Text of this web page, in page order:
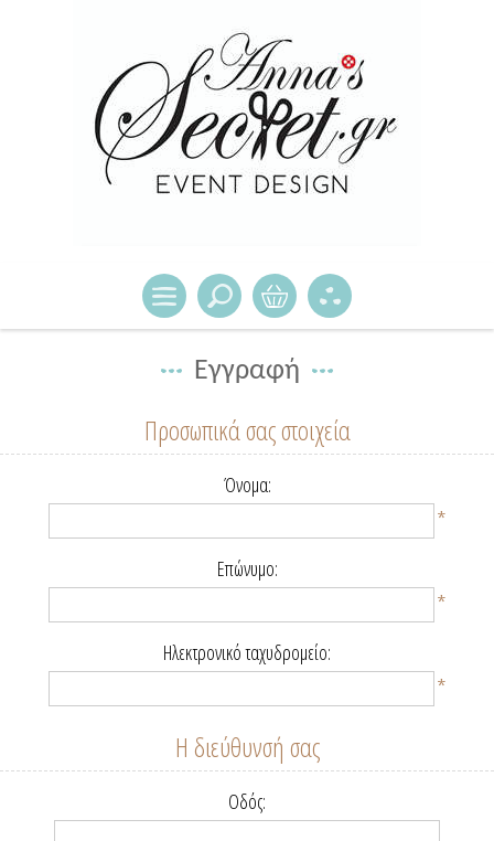
Εγγραφή
Προσωπικά σας στοιχεία
Όνομα:
*
Επώνυμο:
*
Ηλεκτρονικό ταχυδρομείο:
*
Η διεύθυνσή σας
Οδός: